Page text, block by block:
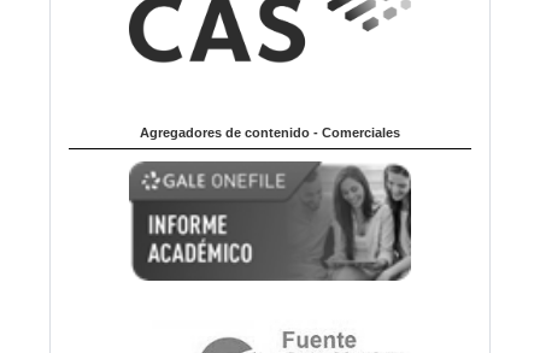
Agregadores de contenido - Comerciales